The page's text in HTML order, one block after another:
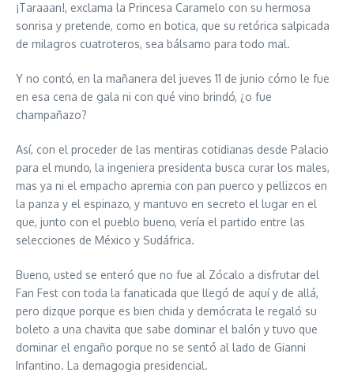
¡Taraaan!, exclama la Princesa Caramelo con su hermosa
sonrisa y pretende, como en botica, que su retórica salpicada
de milagros cuatroteros, sea bálsamo para todo mal.
Y no contó, en la mañanera del jueves 11 de junio cómo le fue
en esa cena de gala ni con qué vino brindó, ¿o fue
champañazo?
Así, con el proceder de las mentiras cotidianas desde Palacio
para el mundo, la ingeniera presidenta busca curar los males,
mas ya ni el empacho apremia con pan puerco y pellizcos en
la panza y el espinazo, y mantuvo en secreto el lugar en el
que, junto con el pueblo bueno, vería el partido entre las
selecciones de México y Sudáfrica.
Bueno, usted se enteró que no fue al Zócalo a disfrutar del
Fan Fest con toda la fanaticada que llegó de aquí y de allá,
pero dizque porque es bien chida y demócrata le regaló su
boleto a una chavita que sabe dominar el balón y tuvo que
dominar el engaño porque no se sentó al lado de Gianni
Infantino. La demagogia presidencial.